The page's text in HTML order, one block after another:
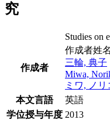
究
Studies on
作成者
作成者姓名
三輪, 典子
Miwa,
ミワ, ノリ
本文言語
英語
学位授与年度 2013